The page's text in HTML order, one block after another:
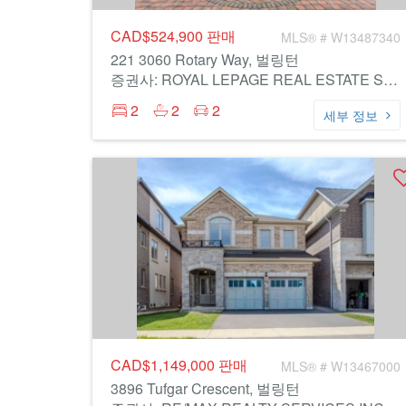
CAD$524,900 판매 MLS® # W13487340
221 3060 Rotary Way, 벌링턴
증권사: ROYAL LEPAGE REAL ESTATE SERVICES LTD.
2
2 2 세부 정보
CAD$1,149,000 판매 MLS® # W13467000
3896 Tufgar Crescent, 벌링턴